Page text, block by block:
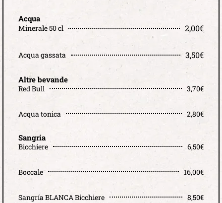
Acqua
Minerale 50 cl 2,00€
Acqua gassata 3,50€
Altre bevande
Red Bull 3,70€
Acqua tonica 2,80€
Sangria
Bicchiere 6,50€
Boccale 16,00€
Sangría BLANCA Bicchiere 8,50€